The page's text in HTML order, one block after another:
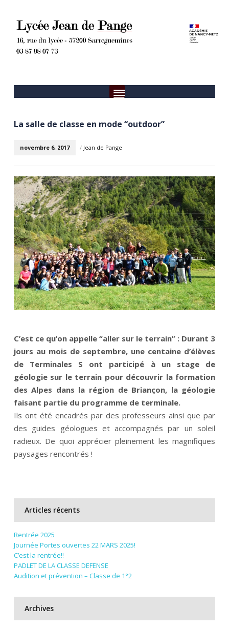
La salle de classe en mode “outdoor”
novembre 6, 2017 / Jean de Pange
C’est ce qu’on appelle “aller sur le terrain” : Durant 3
jours au mois de septembre, une centaine d’élèves
de Terminales S ont participé à un stage de
géologie sur le terrain pour découvrir la formation
des Alpes dans la région de Briançon, la géologie
faisant partie du programme de terminale.
Ils ont été encadrés par des professeurs ainsi que par
des guides géologues et accompagnés par un soleil
radieux. De quoi apprécier pleinement les magnifiques
paysages rencontrés !
Articles récents
Rentrée 2025
Journée Portes ouvertes 22 MARS 2025!
C’est la rentrée!!
PADLET DE LA CLASSE DEFENSE
Audition et prévention – Classe de 1°2
Archives